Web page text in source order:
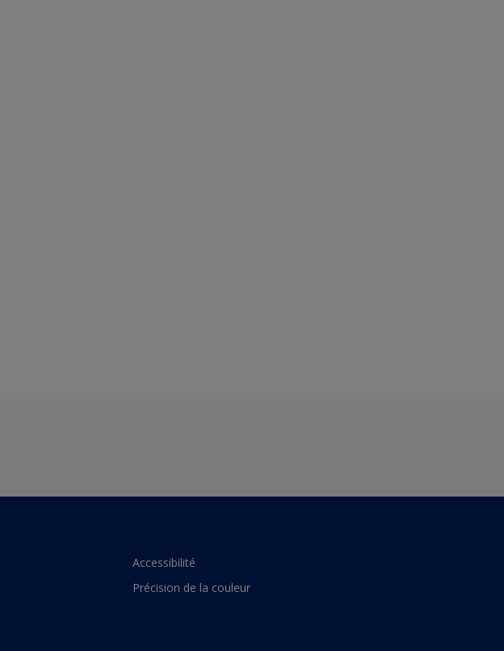
Accessibilité
Précision de la couleur